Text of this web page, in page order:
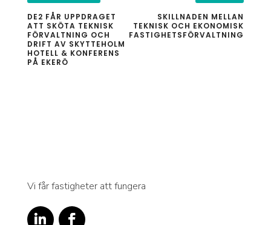
DE2 FÅR UPPDRAGET
ATT SKÖTA TEKNISK
FÖRVALTNING OCH
DRIFT AV SKYTTEHOLM
HOTELL & KONFERENS
PÅ EKERÖ
SKILLNADEN MELLAN
TEKNISK OCH EKONOMISK
FASTIGHETSFÖRVALTNING
Vi får fastigheter att fungera